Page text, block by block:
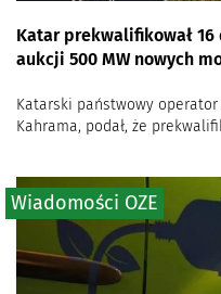
Katar prekwalifikował
aukcji 500 MW nowych
Katarski państwowy
Kahrama, podał, że
Wiadomości OZE